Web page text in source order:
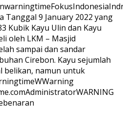
FokusIndonesia
Tanggal 9 January 2022 yang
Kubik Kayu Ulin dan Kayu
oleh LKM – Masjid
sampai dan sandar
Cirebon. Kayu sejumlah
belikan, namun untuk
WWarning
AdministratorWARNING